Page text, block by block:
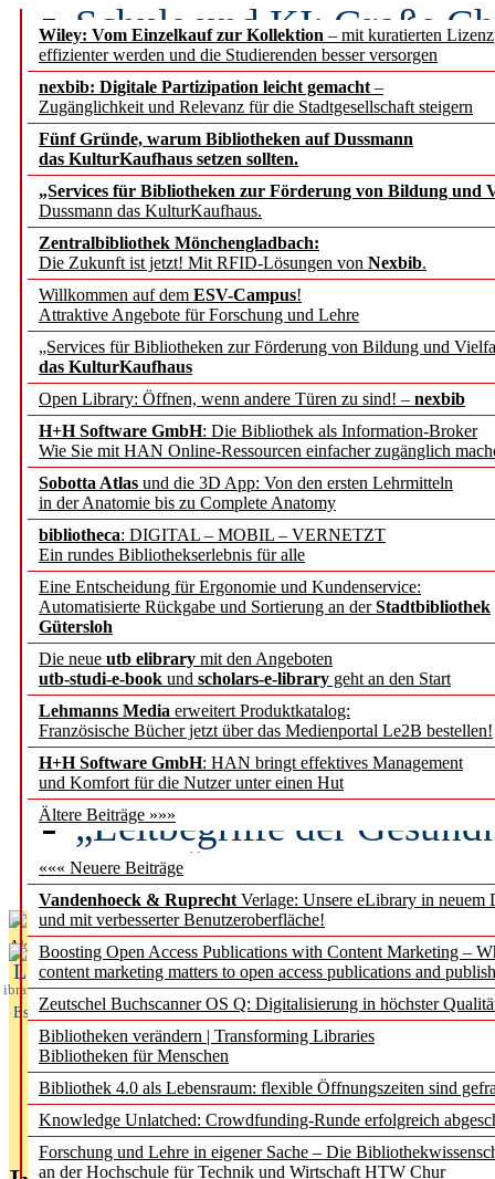
Wiley: Vom Einzelkauf zur Kollektion – mit kuratierten
effizienter werden und die Studierenden besser versorgen
nexbib: Digitale Partizipation leicht gemacht –
Zugänglichkeit und Relevanz für die Stadtgesellschaft steigern
Fünf Gründe, warum Bibliotheken auf Dussmann
das KulturKaufhaus setzen sollten.
„Services für Bibliotheken zur Förderung von Bildung und
Dussmann das KulturKaufhaus.
Zentralbibliothek Mönchengladbach:
Die Zukunft ist jetzt! Mit RFID-Lösungen von Nexbib.
Willkommen auf dem ESV-Campus!
Attraktive Angebote für Forschung und Lehre
„Services für Bibliotheken zur Förderung von Bildung und
das KulturKaufhaus
Open Library: Öffnen, wenn andere Türen zu sind! – nexbib
H+H Software GmbH: Die Bibliothek als Information-Broker
Wie Sie mit HAN Online-Ressourcen einfacher zugänglich
Sobotta Atlas und die 3D App: Von den ersten Lehrmitteln
in der Anatomie bis zu Complete Anatomy
bibliotheca: DIGITAL – MOBIL – VERNETZT
Ein rundes Bibliothekserlebnis für alle
Eine Entscheidung für Ergonomie und Kundenservice:
Automatisierte Rückgabe und Sortierung an derStadtbibliothek
Gütersloh
Die neue utb elibrary mit den Angeboten
utb-studi-e-book und scholars-e-library geht an den Start
Lehmanns Media erweitert Produktkatalog:
Französische Bücher jetzt über das Medienportal Le2B bestellen!
H+H Software GmbH: HAN bringt effektives Management
und Komfort für die Nutzer unter einen Hut
Ältere Beiträge »»»
««« Neuere Beiträge
Vandenhoeck & Ruprecht Verlage: Unsere eLibrary in neuem
und mit verbesserter Benutzeroberfläche!
Boosting Open Access Publications with Content Marketing –
content marketing matters to open access publications and
Zeutschel Buchscanner OS Q: Digitalisierung in höchster
Bibliotheken verändern | Transforming Libraries
Bibliotheken für Menschen
Bibliothek 4.0 als Lebensraum: flexible Öffnungszeiten sind
Knowledge Unlatched: Crowdfunding-Runde erfolgreich
Forschung und Lehre in eigener Sache – Die
an der Hochschule für Technik und Wirtschaft HTW Chur
Schule und KI: Große
Voraussetzungen
Erfolgreiches erstes
Segment Research –
angepasst
konstruktiv!
Mohr Siebeck
und die Zeitschrift für
Francke Attempto
EBSCO Information
Recherchefunktionen in
Sorbisches Institut neu
Geschichte und
Künstliche Intelligenz
besser zu verstehen
„Leitbegriffe der
des BIÖG erscheinen
Aktuelles aus
L
ibrary
Essentials